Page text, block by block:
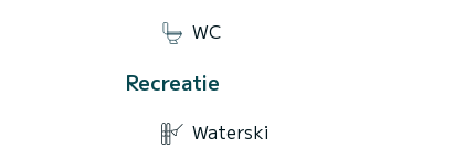
WC
Recreatie
Waterski